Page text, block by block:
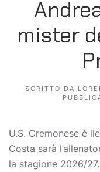
mister
SCRITTO DA
U.S. Cremonese è
Costa sarà
la stagione 2026/